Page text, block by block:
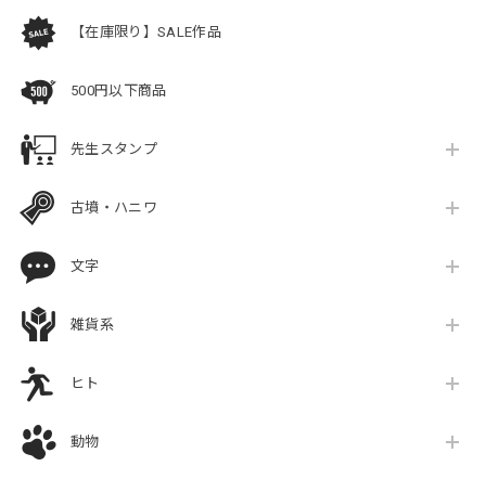
【在庫限り】SALE作品
500円以下商品
先生スタンプ
古墳・ハニワ
文字
雑貨系
ヒト
動物